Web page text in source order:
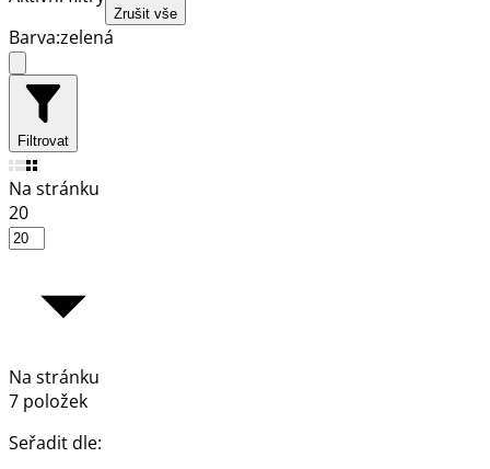
Zrušit vše
Barva:zelená
Filtrovat
Na stránku
20
Na stránku
7 položek
Seřadit dle: